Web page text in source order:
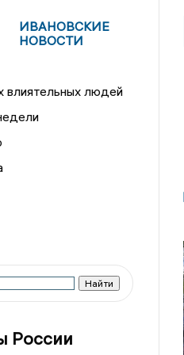
ИВАНОВСКИЕ
НОВОСТИ
влиятельных людей
России